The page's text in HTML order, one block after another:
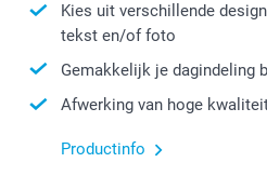
Kies uit verschillende
tekst en/of foto
Gemakkelijk je dagindeling
Afwerking van hoge
Productinfo